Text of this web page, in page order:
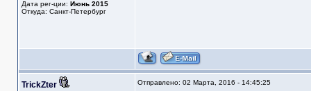
Дата рег-ции: Июнь 2015
Откуда: Санкт-Петербург
TrickZter Отправлено: 02 Марта, 2016 - 14:45:25